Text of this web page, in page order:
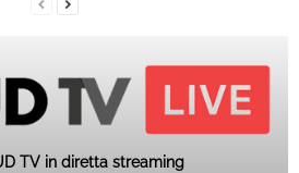
TV in diretta streaming